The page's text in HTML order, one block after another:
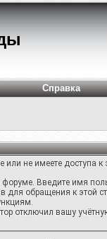
Справка
не имеете доступа к
Введите имя
для обращения к этой
отключил вашу